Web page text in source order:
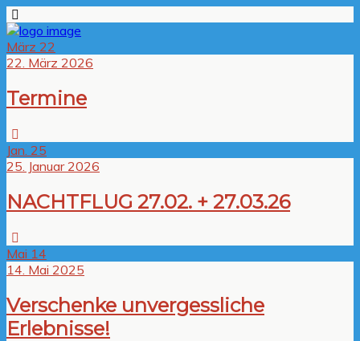
März 22
22. März 2026
Termine
Jan. 25
25. Januar 2026
NACHTFLUG 27.02. + 27.03.26
Mai 14
14. Mai 2025
Verschenke unvergessliche
Erlebnisse!